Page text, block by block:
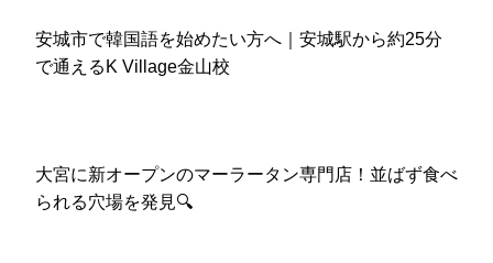
安城市で韓国語を始めたい方へ｜安城駅から約25分
で通えるK Village金山校
大宮に新オープンのマーラータン専門店！並ばず食べ
られる穴場を発見🔍